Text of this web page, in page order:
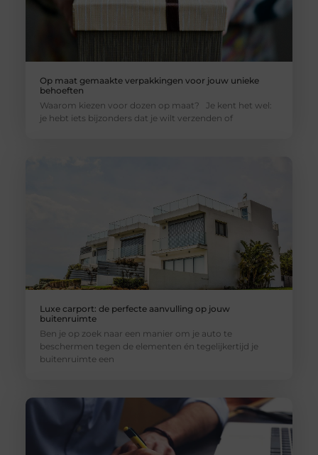
Op maat gemaakte verpakkingen voor jouw unieke
behoeften
Waarom kiezen voor dozen op maat? Je kent het wel:
je hebt iets bijzonders dat je wilt verzenden of
Luxe carport: de perfecte aanvulling op jouw
buitenruimte
Ben je op zoek naar een manier om je auto te
beschermen tegen de elementen én tegelijkertijd je
buitenruimte een